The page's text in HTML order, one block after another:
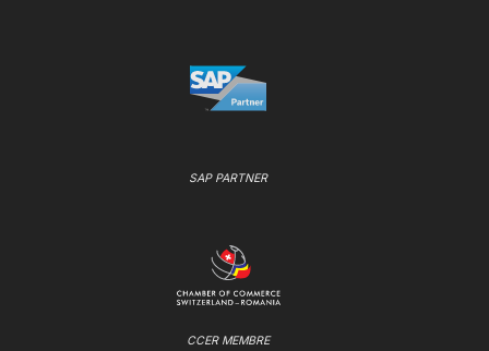
SAP PARTNER
CCER MEMBRE